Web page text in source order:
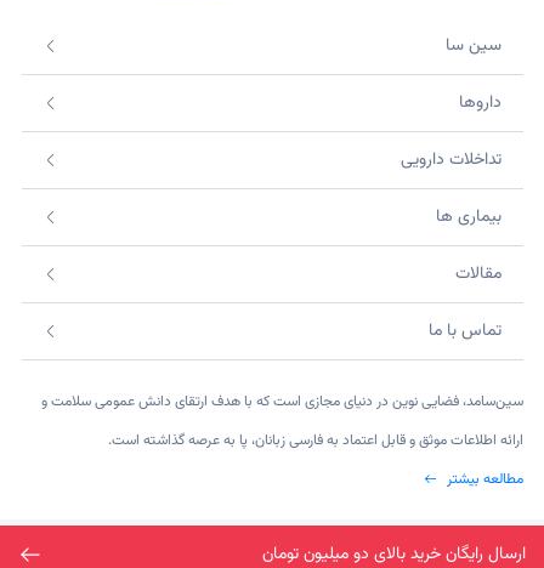
ارسال رایگان خرید بالای دو میلیون تومان
سین سا
داروها
تداخلات دارویی
بیماری ها
مقالات
تماس با ما
سین‌سامد، فضایی نوین در دنیای مجازی است که با هدف ارتقای دانش عمومی سلامت و
ارائه اطلاعات موثق و قابل اعتماد به فارسی زبانان، پا به عرصه گذاشته است.
مطالعه بیشتر
©2026 SinsaMed. All rights reserved.